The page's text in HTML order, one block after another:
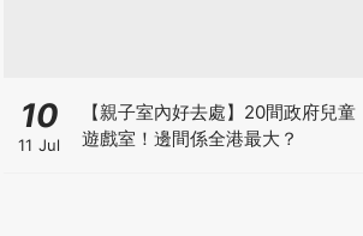
10
11 Jul
【親子室內好去處】20間政府兒童
遊戲室！邊間係全港最大？